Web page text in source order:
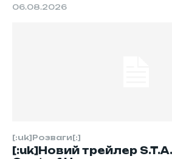
06.08.2026
[:uk]Розваги[:]
[:uk]Новий трейлер